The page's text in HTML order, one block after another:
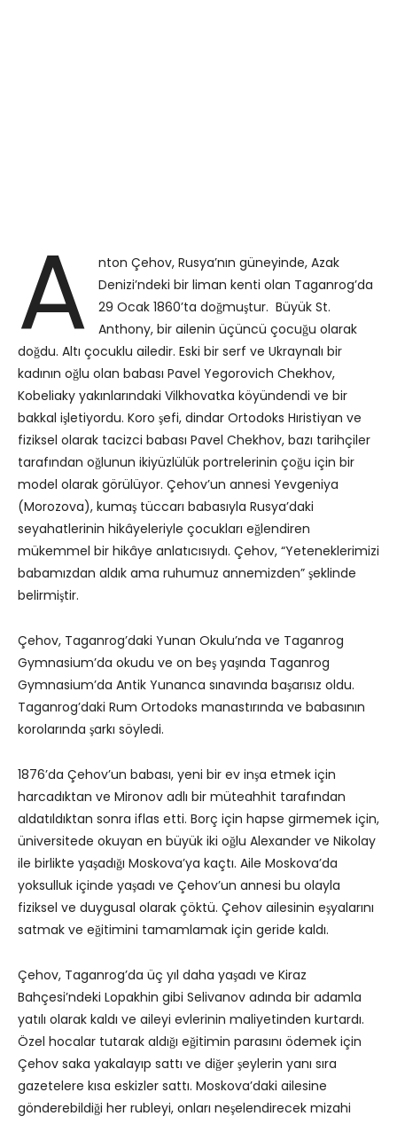
A
nton Çehov, Rusya’nın güneyinde, Azak
Denizi’ndeki bir liman kenti olan Taganrog’da
29 Ocak 1860’ta doğmuştur. Büyük St.
Anthony, bir ailenin üçüncü çocuğu olarak
doğdu. Altı çocuklu ailedir. Eski bir serf ve Ukraynalı bir
kadının oğlu olan babası Pavel Yegorovich Chekhov,
Kobeliaky yakınlarındaki Vilkhovatka köyündendi ve bir
bakkal işletiyordu. Koro şefi, dindar Ortodoks Hıristiyan ve
fiziksel olarak tacizci babası Pavel Chekhov, bazı tarihçiler
tarafından oğlunun ikiyüzlülük portrelerinin çoğu için bir
model olarak görülüyor. Çehov’un annesi Yevgeniya
(Morozova), kumaş tüccarı babasıyla Rusya’daki
seyahatlerinin hikâyeleriyle çocukları eğlendiren
mükemmel bir hikâye anlatıcısıydı. Çehov, “Yeteneklerimizi
babamızdan aldık ama ruhumuz annemizden” şeklinde
belirmiştir.
Çehov, Taganrog’daki Yunan Okulu’nda ve Taganrog
Gymnasium’da okudu ve on beş yaşında Taganrog
Gymnasium’da Antik Yunanca sınavında başarısız oldu.
Taganrog’daki Rum Ortodoks manastırında ve babasının
korolarında şarkı söyledi.
1876’da Çehov’un babası, yeni bir ev inşa etmek için
harcadıktan ve Mironov adlı bir müteahhit tarafından
aldatıldıktan sonra iflas etti. Borç için hapse girmemek için,
üniversitede okuyan en büyük iki oğlu Alexander ve Nikolay
ile birlikte yaşadığı Moskova’ya kaçtı. Aile Moskova’da
yoksulluk içinde yaşadı ve Çehov’un annesi bu olayla
fiziksel ve duygusal olarak çöktü. Çehov ailesinin eşyalarını
satmak ve eğitimini tamamlamak için geride kaldı.
Çehov, Taganrog’da üç yıl daha yaşadı ve Kiraz
Bahçesi’ndeki Lopakhin gibi Selivanov adında bir adamla
yatılı olarak kaldı ve aileyi evlerinin maliyetinden kurtardı.
Özel hocalar tutarak aldığı eğitimin parasını ödemek için
Çehov saka yakalayıp sattı ve diğer şeylerin yanı sıra
gazetelere kısa eskizler sattı. Moskova’daki ailesine
gönderebildiği her rubleyi, onları neşelendirecek mizahi